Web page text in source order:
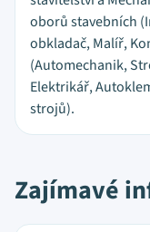
oborů stavebních
obkladač, Malíř,
(Automechanik,
Elektrikář,
strojů).
Zajímavé